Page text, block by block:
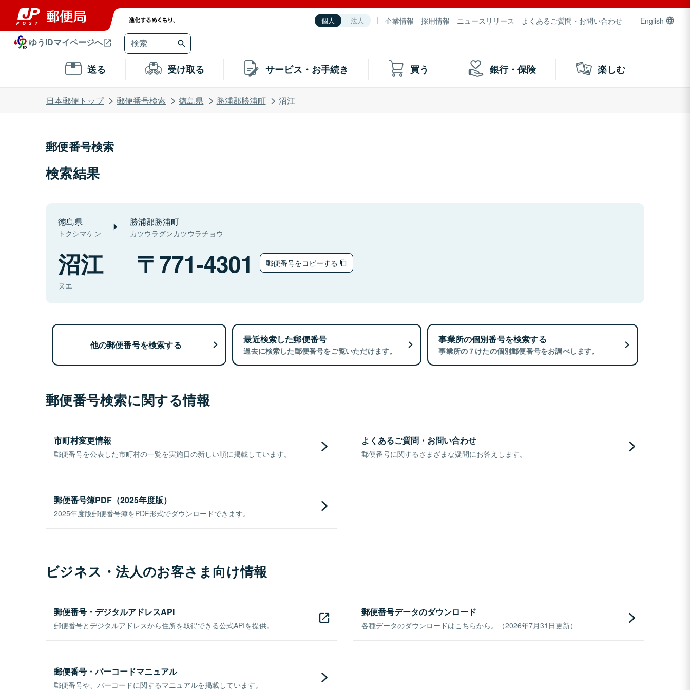
個人 法人 企業情報 採用情報 ニュースリリース よくあるご質問・お問い合わせ English
ゆうIDマイページへ
送る 受け取る サービス・お手続き 買う 銀行・保険 楽しむ
日本郵便トップ 郵便番号検索 徳島県 勝浦郡勝浦町 沼江
郵便番号検索
検索結果
徳島県
トクシマケン
勝浦郡勝浦町
カツウラグンカツウラチョウ
沼江
ヌエ
771-4301 郵便番号をコピーする
他の郵便番号を検索する 最近検索した郵便番号
過去に検索した郵便番号をご覧いただけます。
事業所の個別番号を検索する
事業所の７けたの個別郵便番号をお調べします。
郵便番号検索に関する情報
市町村変更情報
郵便番号を公表した市町村の一覧を実施日の新しい順に掲載しています。
よくあるご質問・お問い合わせ
郵便番号に関するさまざまな疑問にお答えします。
郵便番号簿PDF（2025年度版）
2025年度版郵便番号簿をPDF形式でダウンロードできます。
ビジネス・法人のお客さま向け情報
郵便番号・デジタルアドレスAPI
郵便番号とデジタルアドレスから住所を取得できる公式APIを提供。
郵便番号データのダウンロード
各種データのダウンロードはこちらから。（2026年7月31日更新）
郵便番号・バーコードマニュアル
郵便番号や、バーコードに関するマニュアルを掲載しています。